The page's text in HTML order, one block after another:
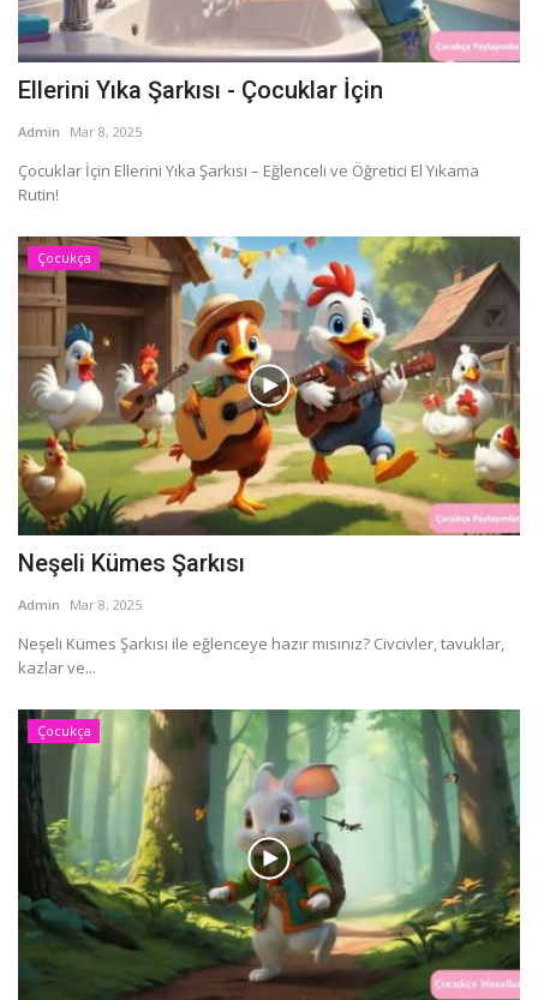
Ellerini Yıka Şarkısı - Çocuklar İçin
Admin Mar 8, 2025
Çocuklar İçin Ellerini Yıka Şarkısı – Eğlenceli ve Öğretici El Yıkama
Rutin!
Çocukça
Neşeli Kümes Şarkısı
Admin Mar 8, 2025
Neşeli Kümes Şarkısı ile eğlenceye hazır mısınız? Civcivler, tavuklar,
kazlar ve...
Çocukça